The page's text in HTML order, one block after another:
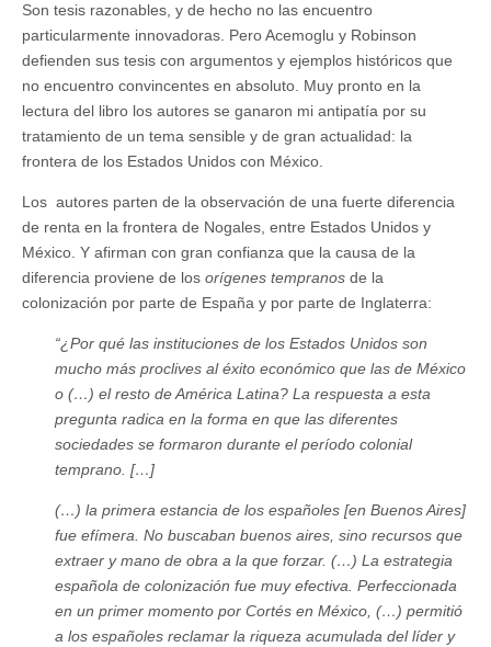
Son tesis razonables, y de hecho no las encuentro
particularmente innovadoras. Pero Acemoglu y Robinson
defienden sus tesis con argumentos y ejemplos históricos que
no encuentro convincentes en absoluto. Muy pronto en la
lectura del libro los autores se ganaron mi antipatía por su
tratamiento de un tema sensible y de gran actualidad: la
frontera de los Estados Unidos con México.
Los autores parten de la observación de una fuerte diferencia
de renta en la frontera de Nogales, entre Estados Unidos y
México. Y afirman con gran confianza que la causa de la
diferencia proviene de los orígenes tempranos de la
colonización por parte de España y por parte de Inglaterra:
“¿Por qué las instituciones de los Estados Unidos son
mucho más proclives al éxito económico que las de México
o (…) el resto de América Latina? La respuesta a esta
pregunta radica en la forma en que las diferentes
sociedades se formaron durante el período colonial
temprano. […]
(…) la primera estancia de los españoles [en Buenos Aires]
fue efímera. No buscaban buenos aires, sino recursos que
extraer y mano de obra a la que forzar. (…) La estrategia
española de colonización fue muy efectiva. Perfeccionada
en un primer momento por Cortés en México, (…) permitió
a los españoles reclamar la riqueza acumulada del líder y